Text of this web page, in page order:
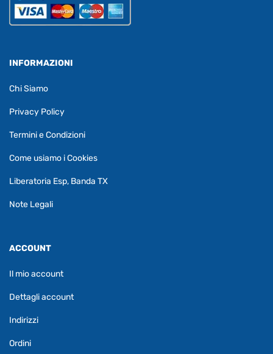
INFORMAZIONI
Chi Siamo
Privacy Policy
Termini e Condizioni
Come usiamo i Cookies
Liberatoria Esp, Banda TX
Note Legali
ACCOUNT
Il mio account
Dettagli account
Indirizzi
Ordini